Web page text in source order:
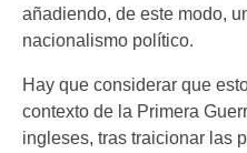
añadiendo, de este modo,
nacionalismo político.
Hay que considerar que
contexto de la Primera
ingleses, tras traicionar las